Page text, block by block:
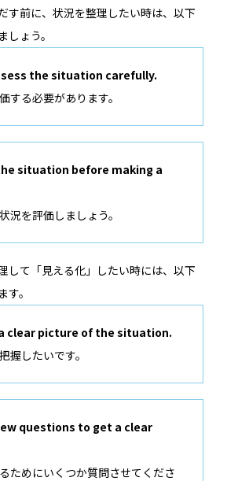
す前に、状況を整理したい時は、以下
ょう。
the situation carefully.
する必要があります。
situation before making a
況を評価しましょう。
して「見える化」したい時には、以下
。
clear picture of the situation.
握したいです。
questions to get a clear
ためにいくつか質問させてくださ